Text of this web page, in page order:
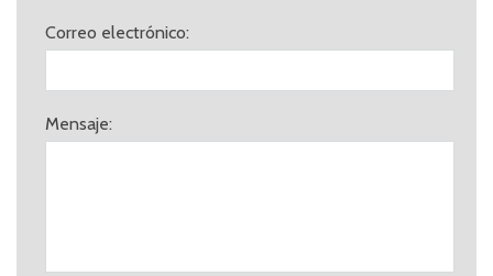
Correo electrónico:
Mensaje: